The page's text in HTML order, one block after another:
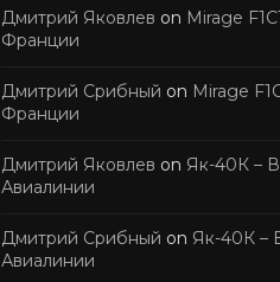
Дмитрий Яковлев on Mirage
Франции
Дмитрий Срибный on Mirage
Франции
Дмитрий Яковлев on Як-40К –
Авиалинии
Дмитрий Срибный on Як-40К –
Авиалинии